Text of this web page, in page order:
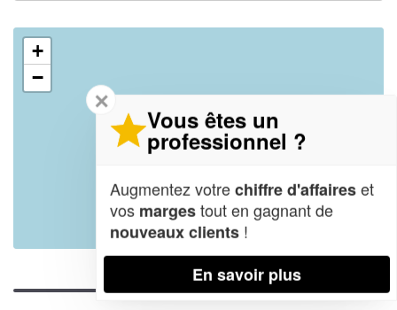
+
−
Leaflet | Map data ©OpenStreetMap contributors,
✕
Vous êtes un
professionnel ?
Augmentez votrechiffre d'affaireset
vos margestout en gagnant de
nouveaux clients !
En savoir plus